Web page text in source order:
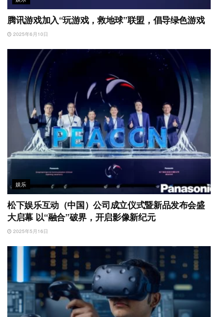
腾讯游戏加入“玩游戏，救地球”联盟，倡导绿色游戏
2025年6月10日
娱乐
松下娱乐互动（中国）公司成立仪式暨新品发布会盛
大启幕 以“融合”破界，开启影像新纪元
2025年5月16日